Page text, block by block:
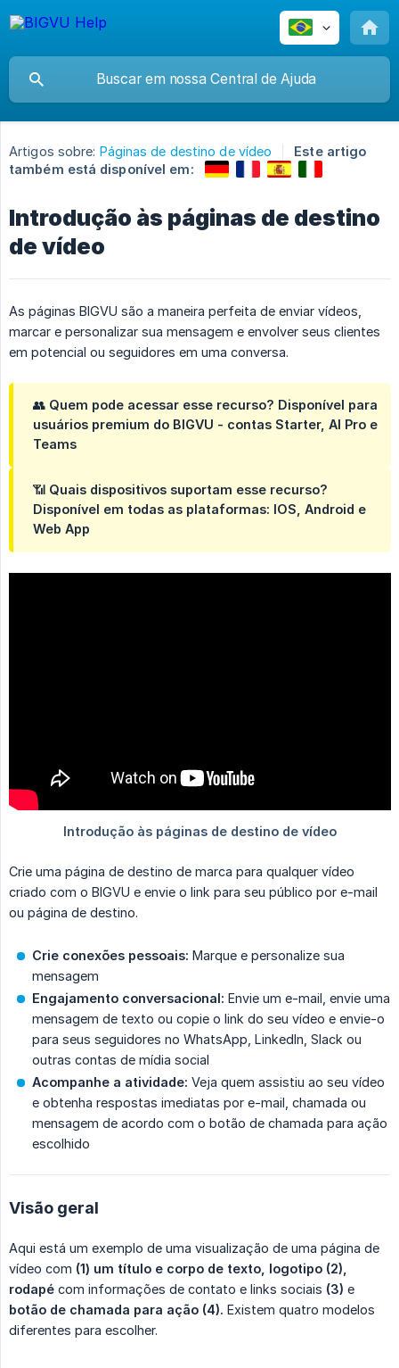
Artigos sobre: Páginas de destino de vídeo
Este artigo
também está disponível em:
Introdução às páginas de destino
de vídeo
As páginas BIGVU são a maneira perfeita de enviar vídeos,
marcar e personalizar sua mensagem e envolver seus clientes
em potencial ou seguidores em uma conversa.
👥 Quem pode acessar esse recurso? Disponível para
usuários premium do BIGVU - contas Starter, AI Pro e
Teams
📶 Quais dispositivos suportam esse recurso?
Disponível em todas as plataformas: IOS, Android e
Web App
Crie uma página de destino de marca para qualquer vídeo
criado com o BIGVU e envie o link para seu público por e-mail
ou página de destino.
Crie conexões pessoais: Marque e personalize sua
mensagem
Engajamento conversacional: Envie um e-mail, envie uma
mensagem de texto ou copie o link do seu vídeo e envie-o
para seus seguidores no WhatsApp, LinkedIn, Slack ou
outras contas de mídia social
Acompanhe a atividade: Veja quem assistiu ao seu vídeo
e obtenha respostas imediatas por e-mail, chamada ou
mensagem de acordo com o botão de chamada para ação
escolhido
Visão geral
Aqui está um exemplo de uma visualização de uma página de
vídeo com (1) um título e corpo de texto, logotipo (2),
rodapé com informações de contato e links sociais (3) e
botão de chamada para ação (4). Existem quatro modelos
diferentes para escolher.